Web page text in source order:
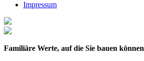
Impressum
Familiäre Werte, auf die Sie bauen können